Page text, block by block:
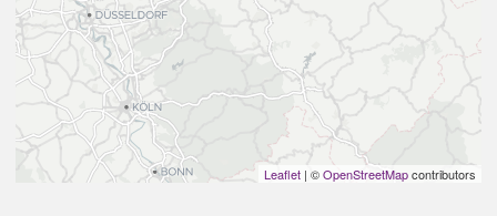
Leaflet | ©OpenStreetMapcontributors